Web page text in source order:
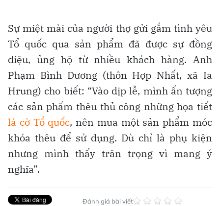
Sự miệt mài của người thợ gửi gắm tình yêu
Tổ quốc qua sản phẩm đã được sự đồng
điệu, ủng hộ từ nhiều khách hàng. Anh
Phạm Bình Dương (thôn Hợp Nhất, xã Ia
Hrung) cho biết: “Vào dịp lễ, mình ấn tượng
các sản phẩm thêu thủ công những họa tiết
lá cờ Tổ quốc, nên mua một sản phẩm móc
khóa thêu để sử dụng. Dù chỉ là phụ kiện
nhưng mình thấy trân trọng vì mang ý
nghĩa”.
Đánh giá bài viết